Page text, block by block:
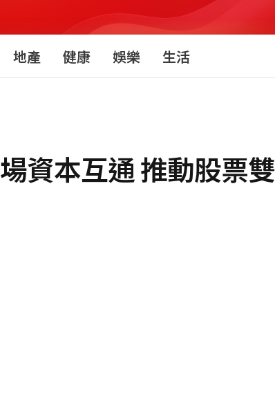
地產 健康 娛樂 生活
資本互通 推動股票雙